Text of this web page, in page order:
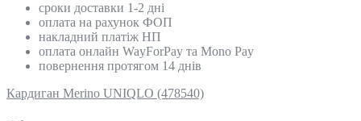
сроки доставки 1-2 дні
оплата на рахунок ФОП
накладний платіж НП
оплата онлайн WayForPay та Mono Pay
повернення протягом 14 днів
Кардиган Merino UNIQLO (478540)